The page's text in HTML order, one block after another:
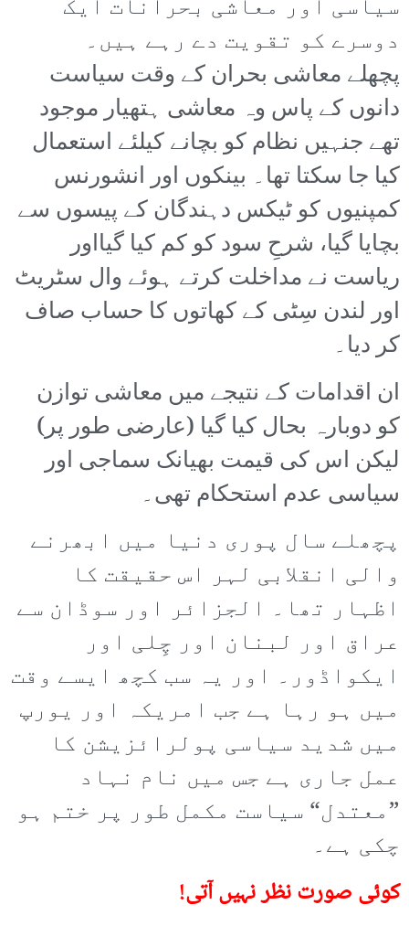
سیاسی اور معاشی بحرانات ایک
دوسرے کو تقویت دے رہے ہیں۔
پچھلے معاشی بحران کے وقت سیاست
دانوں کے پاس وہ معاشی ہتھیار موجود
تھے جنہیں نظام کو بچانے کیلئے استعمال
کیا جا سکتا تھا۔ بینکوں اور انشورنس
کمپنیوں کو ٹیکس دہندگان کے پیسوں سے
بچایا گیا، شرحِ سود کو کم کیا گیااور
ریاست نے مداخلت کرتے ہوئے وال سٹریٹ
اور لندن سِٹی کے کھاتوں کا حساب صاف
کر دیا۔
ان اقدامات کے نتیجے میں معاشی توازن
کو دوبارہ بحال کیا گیا (عارضی طور پر)
لیکن اس کی قیمت بھیانک سماجی اور
سیاسی عدم استحکام تھی۔
پچھلے سال پوری دنیا میں ابھرنے
والی انقلابی لہر اس حقیقت کا
اظہار تھا۔ الجزائر اور سوڈان سے
عراق اور لبنان اور چِلی اور
ایکواڈور۔ اور یہ سب کچھ ایسے وقت
میں ہو رہا ہے جب امریکہ اور یورپ
میں شدید سیاسی پولرائزیشن کا
عمل جاری ہے جس میں نام نہاد
”معتدل“ سیاست مکمل طور پر ختم ہو
چکی ہے۔
کوئی صورت نظر نہیں آتی!